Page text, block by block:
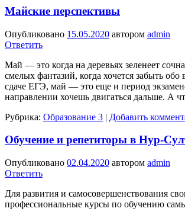
Майские перспективы
Опубликовано 15.05.2020 автором admin
Ответить
Май — это когда на деревьях зеленеет
смелых фантазий, когда хочется забыть
сдаче ЕГЭ, май — это еще и период
направлении хочешь двигаться дальше. А
Рубрика: Образование 3 | Добавить
Обучение и репетиторы в Нур-
Опубликовано 02.04.2020 автором admin
Ответить
Для развития и самосовершенствования
профессиональные курсы по обучению